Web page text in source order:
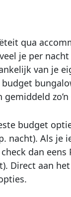
qua
je per
van je
budget
nacht). Als je
dan eens
Direct aan